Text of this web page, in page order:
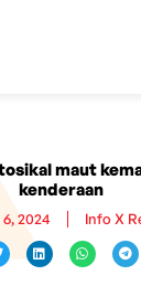
maut
kenderaan
2024 Info X